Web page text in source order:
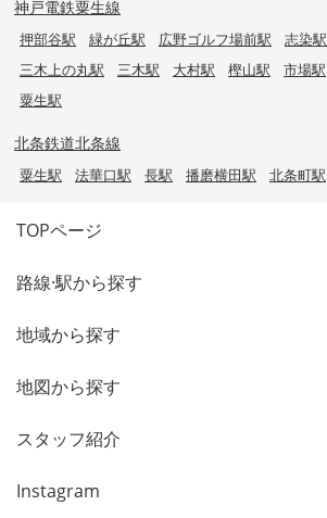
神戸電鉄粟生線
押部谷駅 緑が丘駅 広野ゴルフ場前駅 志染駅
三木上の丸駅
三木駅 大村駅 樫山駅 市場駅
粟生駅
北条鉄道北条線
粟生駅 法華口駅 長駅 播磨横田駅 北条町駅
TOPページ
路線·駅から探す
地域から探す
地図から探す
スタッフ紹介
Instagram